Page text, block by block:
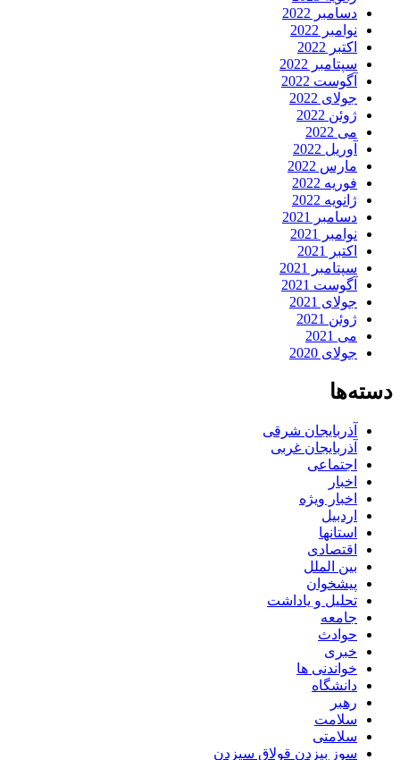
دسامبر 2022
نوامبر 2022
اکتبر 2022
سپتامبر 2022
آگوست 2022
جولای 2022
ژوئن 2022
می 2022
آوریل 2022
مارس 2022
فوریه 2022
ژانویه 2022
دسامبر 2021
نوامبر 2021
اکتبر 2021
سپتامبر 2021
آگوست 2021
جولای 2021
ژوئن 2021
می 2021
جولای 2020
دسته‌ها
آذربایجان شرقی
آذربایجان غربی
اجتماعی
اخبار
اخبار ویژه
اردبیل
استانها
اقتصادی
بین الملل
پیشخوان
تحلیل و یاداشت
جامعه
حوادث
خبری
خواندنی ها
دانشگاه
رهبر
سلامت
سلامتی
سوز بیزدن قولاق سیزدن